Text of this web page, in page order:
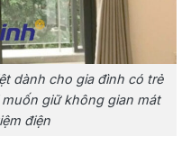
dành cho gia đình có trẻ
giữ không gian mát
điện